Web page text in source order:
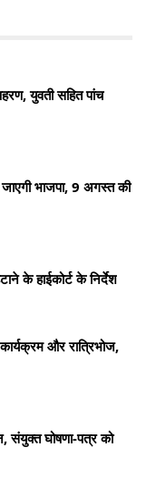
युवती सहित पांच
भाजपा, 9 अगस्त की
के हाईकोर्ट के निर्देश
और रात्रिभोज,
संयुक्त घोषणा-पत्र को